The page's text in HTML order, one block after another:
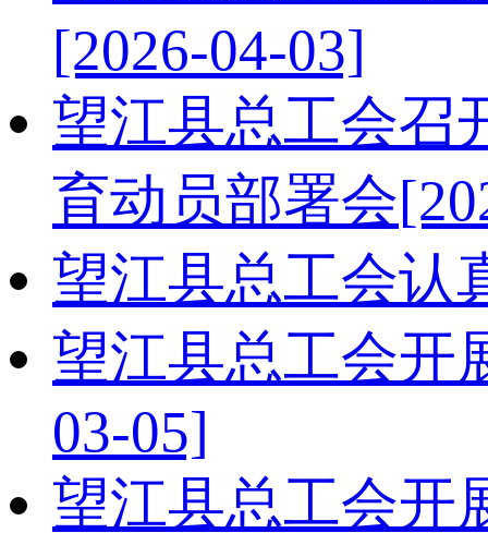
[2026-04-03]
望江县总工会召
育动员部署会
望江县总工会认
望江县总工会开
03-05]
望江县总工会开